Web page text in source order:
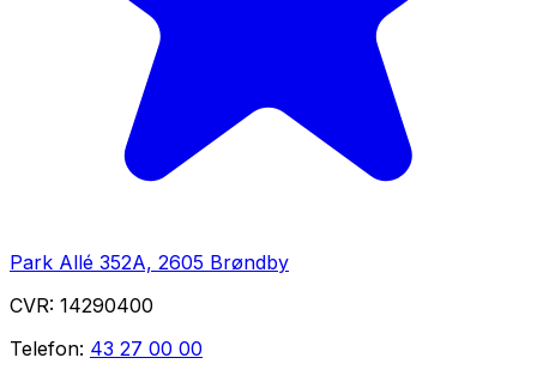
Park Allé 352A, 2605 Brøndby
CVR: 14290400
Telefon: 43 27 00 00